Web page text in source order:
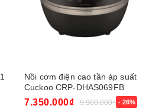
Nồi cơm điện cao tần áp suất
Cuckoo CRP-DHAS069FB
7.350.000₫ 9.900.000₫ - 26%